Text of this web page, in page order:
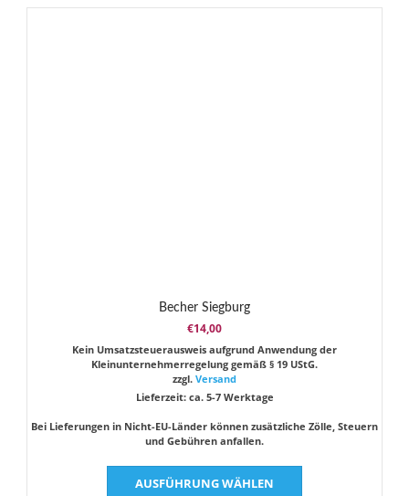
Becher Siegburg
€14,00
Kein Umsatzsteuerausweis aufgrund Anwendung der
Kleinunternehmerregelung gemäß § 19 UStG.
zzgl. Versand
Lieferzeit: ca. 5-7 Werktage
Bei Lieferungen in Nicht-EU-Länder können zusätzliche Zölle, Steuern
und Gebühren anfallen.
AUSFÜHRUNG WÄHLEN
Dieses